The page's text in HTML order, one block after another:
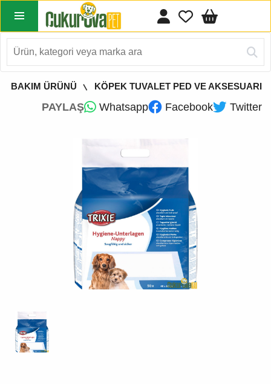
BAKIM ÜRÜNÜ KÖPEK TUVALET PED VE AKSESUARI
PAYLAŞ Whatsapp Facebook Twitter